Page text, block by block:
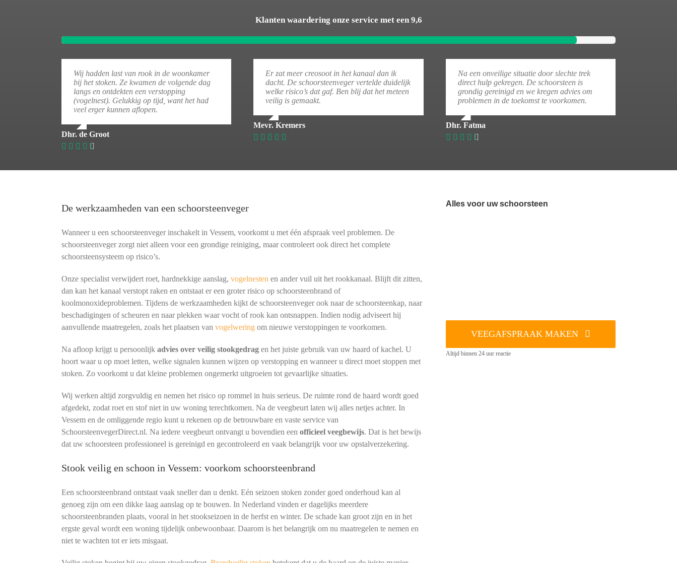
Klanten waardering onze service met een 9,6
Wij hadden last van rook in de woonkamer
bij het stoken. Ze kwamen de volgende dag
langs en ontdekten een verstopping
(vogelnest). Gelukkig op tijd, want het had
veel erger kunnen aflopen.
Dhr. de Groot
Er zat meer creosoot in het kanaal dan ik
dacht. De schoorsteenveger vertelde duidelijk
welke risico’s dat gaf. Ben blij dat het meteen
veilig is gemaakt.
Mevr. Kremers
Na een onveilige situatie door slechte trek
direct hulp gekregen. De schoorsteen is
grondig gereinigd en we kregen advies om
problemen in de toekomst te voorkomen.
Dhr. Fatma
De werkzaamheden van een schoorsteenveger
Wanneer u een schoorsteenveger inschakelt in Vessem, voorkomt u met één afspraak veel problemen. De
schoorsteenveger zorgt niet alleen voor een grondige reiniging, maar controleert ook direct het complete
schoorsteensysteem op risico’s.
Onze specialist verwijdert roet, hardnekkige aanslag, vogelnesten en ander vuil uit het rookkanaal. Blijft dit zitten,
dan kan het kanaal verstopt raken en ontstaat er een groter risico op schoorsteenbrand of
koolmonoxideproblemen. Tijdens de werkzaamheden kijkt de schoorsteenveger ook naar de schoorsteenkap, naar
beschadigingen of scheuren en naar plekken waar vocht of rook kan ontsnappen. Indien nodig adviseert hij
aanvullende maatregelen, zoals het plaatsen van vogelweringom nieuwe verstoppingen te voorkomen.
Na afloop krijgt u persoonlijk advies over veilig stookgedragen het juiste gebruik van uw haard of kachel. U
hoort waar u op moet letten, welke signalen kunnen wijzen op verstopping en wanneer u direct moet stoppen met
stoken. Zo voorkomt u dat kleine problemen ongemerkt uitgroeien tot gevaarlijke situaties.
Wij werken altijd zorgvuldig en nemen het risico op rommel in huis serieus. De ruimte rond de haard wordt goed
afgedekt, zodat roet en stof niet in uw woning terechtkomen. Na de veegbeurt laten wij alles netjes achter. In
Vessem en de omliggende regio kunt u rekenen op de betrouwbare en vaste service van
SchoorsteenvegerDirect.nl. Na iedere veegbeurt ontvangt u bovendien een officieel veegbewijs. Dat is het bewijs
dat uw schoorsteen professioneel is gereinigd en gecontroleerd en vaak belangrijk voor uw opstalverzekering.
Stook veilig en schoon in Vessem: voorkom schoorsteenbrand
Een schoorsteenbrand ontstaat vaak sneller dan u denkt. Eén seizoen stoken zonder goed onderhoud kan al
genoeg zijn om een dikke laag aanslag op te bouwen. In Nederland vinden er dagelijks meerdere
schoorsteenbranden plaats, vooral in het stookseizoen in de herfst en winter. De schade kan groot zijn en in het
ergste geval wordt een woning tijdelijk onbewoonbaar. Daarom is het belangrijk om nu maatregelen te nemen en
niet te wachten tot er iets misgaat.
Alles voor uw schoorsteen
VEEGAFSPRAAK MAKEN
Altijd binnen 24 uur reactie